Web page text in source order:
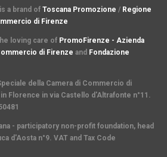
a brand of Toscana Promozione / Regione
di Firenze
loving care of PromoFirenze - Azienda
di Firenze and Fondazione
della Camera di Commercio di
Florence in via Castello d'Altrafonte n°11.
- participatory non-profit foundation, head
d'Aosta n°9. VAT and Tax Code